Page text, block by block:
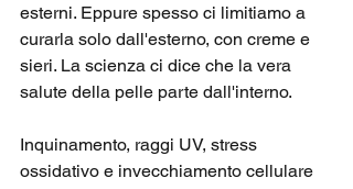
esterni. Eppure spesso ci limitiamo a
curarla solo dall'esterno, con creme e
sieri. La scienza ci dice che la vera
salute della pelle parte dall'interno.
Inquinamento, raggi UV, stress
ossidativo e invecchiamento cellulare